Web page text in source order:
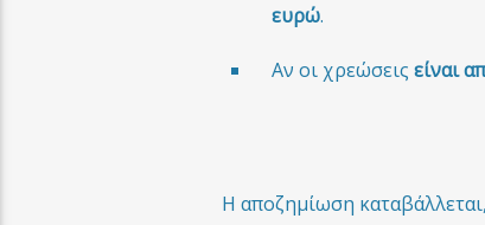
ευρώ.
Αν οι χρεώσεις είναι
Η αποζημίωση